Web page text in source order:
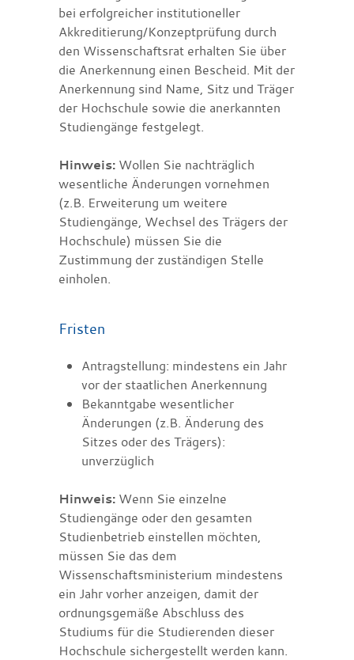
bei erfolgreicher institutioneller
Akkreditierung/Konzeptprüfung durch
den Wissenschaftsrat erhalten Sie über
die Anerkennung einen Bescheid. Mit der
Anerkennung sind Name, Sitz und Träger
der Hochschule sowie die anerkannten
Studiengänge festgelegt.
Hinweis: Wollen Sie nachträglich
wesentliche Änderungen vornehmen
(z.B. Erweiterung um weitere
Studiengänge, Wechsel des Trägers der
Hochschule) müssen Sie die
Zustimmung der zuständigen Stelle
einholen.
Fristen
Antragstellung: mindestens ein Jahr
vor der staatlichen Anerkennung
Bekanntgabe wesentlicher
Änderungen (z.B. Änderung des
Sitzes oder des Trägers):
unverzüglich
Hinweis: Wenn Sie einzelne
Studiengänge oder den gesamten
Studienbetrieb einstellen möchten,
müssen Sie das dem
Wissenschaftsministerium mindestens
ein Jahr vorher anzeigen, damit der
ordnungsgemäße Abschluss des
Studiums für die Studierenden dieser
Hochschule sichergestellt werden kann.